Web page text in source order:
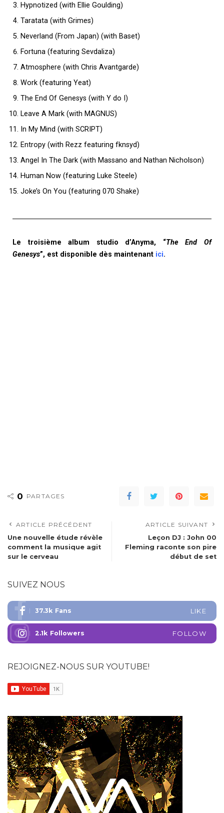
Hypnotized (with Ellie Goulding)
Taratata (with Grimes)
Neverland (From Japan) (with Baset)
Fortuna (featuring Sevdaliza)
Atmosphere (with Chris Avantgarde)
Work (featuring Yeat)
The End Of Genesys (with Y do I)
Leave A Mark (with MAGNUS)
In My Mind (with SCRIPT)
Entropy (with Rezz featuring fknsyd)
Angel In The Dark (with Massano and Nathan Nicholson)
Human Now (featuring Luke Steele)
Joke’s On You (featuring 070 Shake)
Le troisième album studio d’Anyma, “The End Of
Genesys”, est disponible dès maintenant ici.
0 PARTAGES
ARTICLE PRÉCÉDENT
Une nouvelle étude révèle
comment la musique agit
sur le cerveau
ARTICLE SUIVANT
Leçon DJ : John 00
Fleming raconte son pire
début de set
SUIVEZ NOUS
37.3k Fans LIKE
2.1k Followers FOLLOW
REJOIGNEZ-NOUS SUR YOUTUBE!